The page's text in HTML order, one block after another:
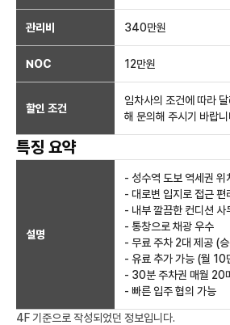
관리비 340만원
NOC 12만원
할인 조건
임차사의 조건에 따라
해 문의해 주시기 바랍니
특징 요약
설명
- 성수역 도보 역세권 위
- 대로변 입지로 접근 편
- 내부 깔끔한 컨디션 사
- 통창으로 채광 우수
- 무료 주차 2대 제공 (
- 유료 추가 가능 (월 10
- 30분 주차권 매월 20
- 빠른 입주 협의 가능
4F 기준으로 작성되었던 정보입니다.